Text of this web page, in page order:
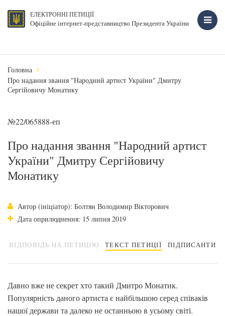
ЕЛЕКТРОННІ ПЕТИЦІЇ
Офіційне інтернет-представництво Президента України
Головна
Про надання звання "Народний артист України" Дмитру
Сергійовичу Монатику
№22/065888-еп
Про надання звання "Народний артист
України" Дмитру Сергійовичу
Монатику
Автор (ініціатор): Болтян Володимир Вікторович
Дата оприлюднення: 15 липня 2019
ВІДПОВІДЬ НА ПЕТИЦІЮ ТЕКСТ ПЕТИЦІЇ ПІДПИСАНТИ
Давно вже не секрет хто такий Дмитро Монатик.
Популярність даного артиста є найбільшою серед співаків
нашої держави та далеко не останньою в усьому світі.